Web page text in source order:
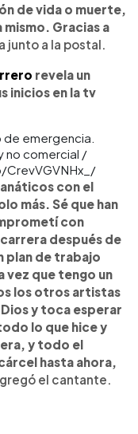
de vida o muerte,
Gracias a
junto a la postal.
revela un
inicios en la tv
emergencia.
no comercial /
con el
más. Sé que han
con
después de
plan de trabajo
vez que tengo un
los otros artistas
y toca esperar
lo que hice y
y todo el
hasta ahora,
el cantante.